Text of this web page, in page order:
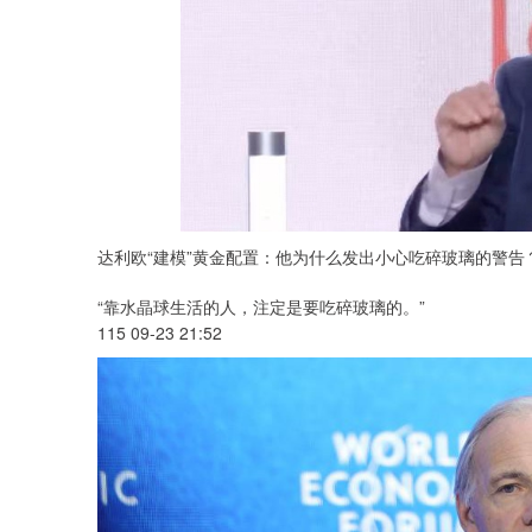
达利欧“建模”黄金配置：他为什么发出小心吃碎玻璃的警告
“靠水晶球生活的人，注定是要吃碎玻璃的。”
115 09-23 21:52